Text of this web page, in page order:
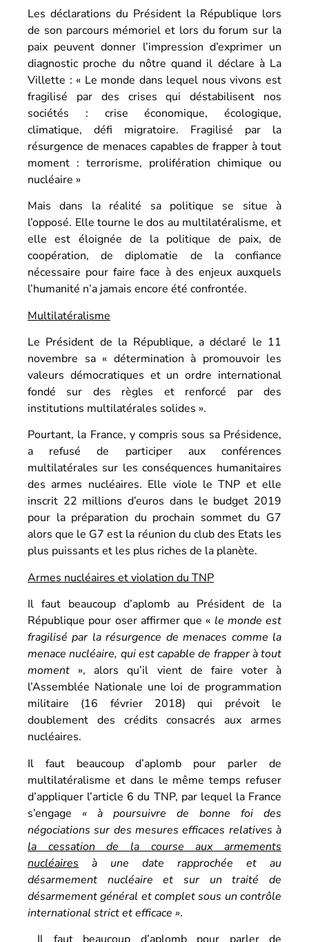
Les déclarations du Président la République lors
de son parcours mémoriel et lors du forum sur la
paix peuvent donner l’impression d’exprimer un
diagnostic proche du nôtre quand il déclare à La
Villette : « Le monde dans lequel nous vivons est
fragilisé par des crises qui déstabilisent nos
sociétés : crise économique, écologique,
climatique, défi migratoire. Fragilisé par la
résurgence de menaces capables de frapper à tout
moment : terrorisme, prolifération chimique ou
nucléaire »
Mais dans la réalité sa politique se situe à
l’opposé. Elle tourne le dos au multilatéralisme, et
elle est éloignée de la politique de paix, de
coopération, de diplomatie de la confiance
nécessaire pour faire face à des enjeux auxquels
l’humanité n’a jamais encore été confrontée.
Multilatéralisme
Le Président de la République, a déclaré le 11
novembre sa « détermination à promouvoir les
valeurs démocratiques et un ordre international
fondé sur des règles et renforcé par des
institutions multilatérales solides ».
Pourtant, la France, y compris sous sa Présidence,
a refusé de participer aux conférences
multilatérales sur les conséquences humanitaires
des armes nucléaires. Elle viole le TNP et elle
inscrit 22 millions d’euros dans le budget 2019
pour la préparation du prochain sommet du G7
alors que le G7 est la réunion du club des Etats les
plus puissants et les plus riches de la planète.
Armes nucléaires et violation du TNP
Il faut beaucoup d’aplomb au Président de la
République pour oser affirmer que « le monde est
fragilisé par la résurgence de menaces comme la
menace nucléaire, qui est capable de frapper à tout
moment », alors qu’il vient de faire voter à
l’Assemblée Nationale une loi de programmation
militaire (16 février 2018) qui prévoit le
doublement des crédits consacrés aux armes
nucléaires.
Il faut beaucoup d’aplomb pour parler de
multilatéralisme et dans le même temps refuser
d’appliquer l’article 6 du TNP, par lequel la France
s’engage « à poursuivre de bonne foi des
négociations sur des mesures efficaces relatives à
la cessation de la course aux armements
nucléaires à une date rapprochée et au
désarmement nucléaire et sur un traité de
désarmement général et complet sous un contrôle
international strict et efficace ».